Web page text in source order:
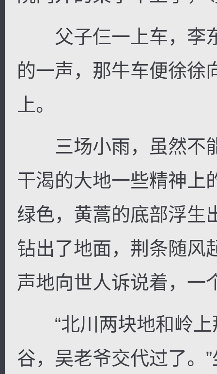
父子仨一上车，李东
的一声，那牛车便徐徐
上。
三场小雨，虽然不
干渴的大地一些精神上
绿色，黄蒿的底部浮生
钻出了地面，荆条随风
声地向世人诉说着，一
“北川两块地和岭上
谷，吴老爷交代过了。